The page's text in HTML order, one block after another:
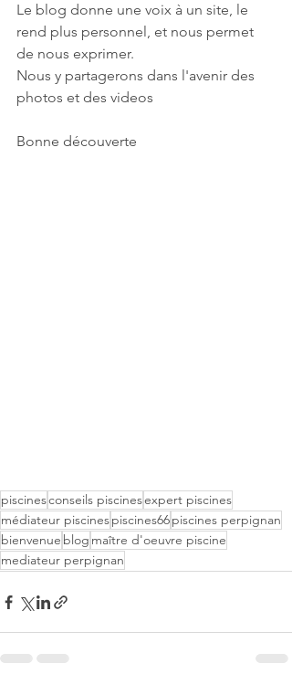
Le blog donne une voix à un site, le
rend plus personnel, et nous permet
de nous exprimer.
Nous y partagerons dans l'avenir des
photos et des videos
Bonne découverte
piscinesconseils piscinesexpert piscines
médiateur piscinespiscines66piscines perpignan
bienvenue blog maître d'oeuvre piscine
mediateur perpignan